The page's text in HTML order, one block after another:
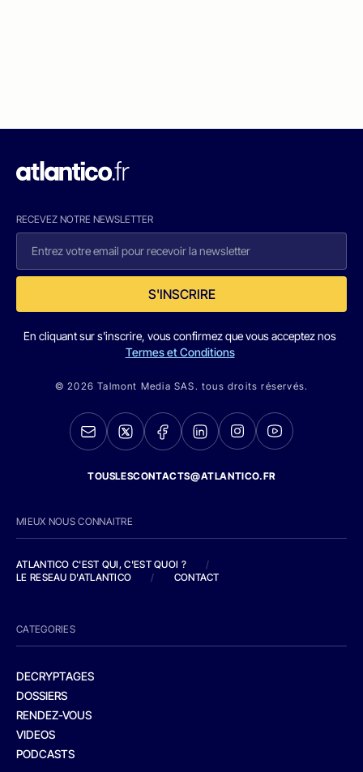
RECEVEZ NOTRE NEWSLETTER
S'INSCRIRE
En cliquant sur s'inscrire, vous confirmez que vous acceptez nos
Termes et Conditions
© 2026 Talmont Media SAS. tous droits réservés.
TOUSLESCONTACTS@ATLANTICO.FR
MIEUX NOUS CONNAITRE
ATLANTICO C'EST QUI, C'EST QUOI ?
/
LE RESEAU D'ATLANTICO
/ CONTACT
CATEGORIES
DECRYPTAGES
DOSSIERS
RENDEZ-VOUS
VIDEOS
PODCASTS